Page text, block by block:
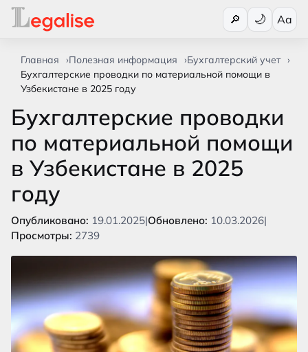
🔎 Aa
Главная Полезная информация
Бухгалтерский учет
Бухгалтерские проводки по материальной помощи в
Узбекистане в 2025 году
Бухгалтерские проводки
по материальной помощи
в Узбекистане в 2025
году
Опубликовано: 19.01.2025|Обновлено: 10.03.2026|
Просмотры: 2739